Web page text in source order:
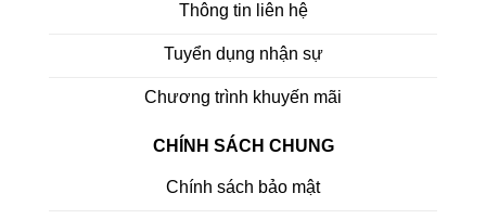
Thông tin liên hệ
Tuyển dụng nhận sự
Chương trình khuyến mãi
CHÍNH SÁCH CHUNG
Chính sách bảo mật